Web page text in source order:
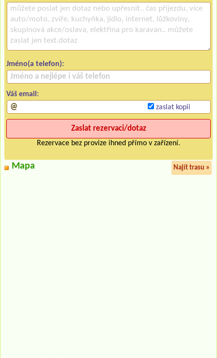
Jméno(a telefon):
Váš email:
zaslat kopii
Rezervace bez provize ihned přímo v zařízení.
Mapa Najít trasu »